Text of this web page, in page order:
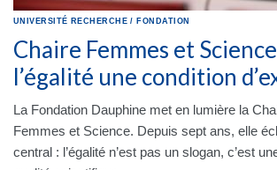
UNIVERSITÉ RECHERCHE / FONDATION
Chaire Femmes et
l’égalité une condition
La Fondation Dauphine met en lumière la
Femmes et Science. Depuis sept ans, elle
central : l’égalité n’est pas un slogan, c’est